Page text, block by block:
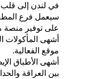
في لندن إلى
سيعمل فرع
على توفير منصة
أشهى المأكولات
موقع الفعالية.
أشهى الأطباق
بين العراقة